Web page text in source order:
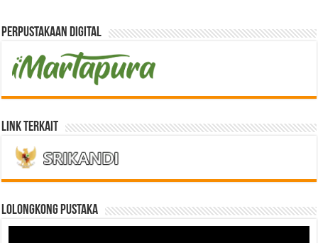
Perpustakaan Digital
Link Terkait
LOLONGKONG PUSTAKA